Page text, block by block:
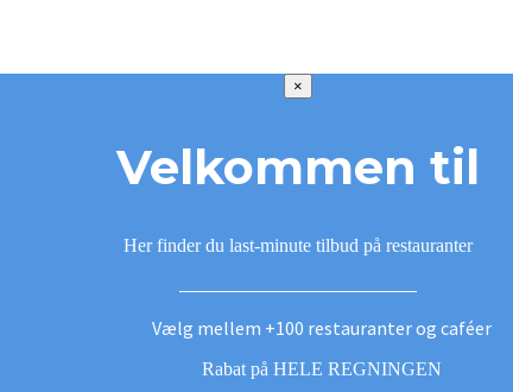
×
Velkommen til
Her finder du last-minute tilbud på restauranter
Vælg mellem +100 restauranter og caféer
Rabat på HELE REGNINGEN